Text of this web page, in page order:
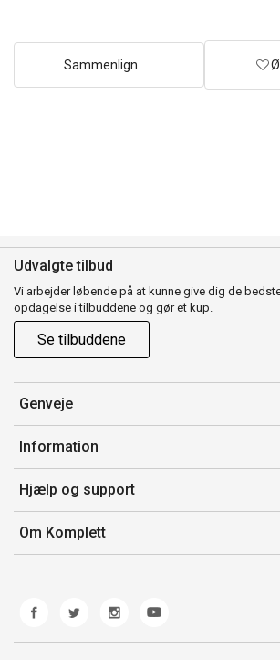
Sammenlign
Udvalgte tilbud
Vi arbejder løbende på at kunne give dig de
opdagelse i tilbuddene og gør et kup.
Se tilbuddene
Genveje
Min side
Ordrehistorik
Gavekort
Information
Salgsbetingelser
Mærker/producent
Fortrydelsesret
Hjælp og support
Kontakt os
Kundeservice
Fejl/Mangler
Fragt og levering
Om Komplett